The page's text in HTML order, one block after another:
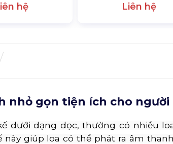
hệ Liên hệ
nhỏ gọn tiện ích cho người
dưới dạng dọc, thường có nhiều
giúp loa có thể phát ra âm